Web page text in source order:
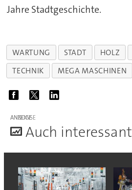
Jahre Stadtgeschichte.
WARTUNG STADT HOLZ
TECHNIK
MEGA MASCHINEN
ANZEIGE
Auch interessant